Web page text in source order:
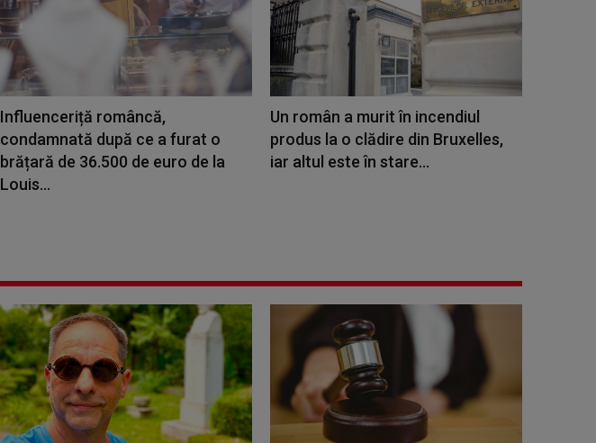
Influenceriță româncă,
condamnată după ce a furat o
brățară de 36.500 de euro de la
Louis...
Un român a murit în incendiul
produs la o clădire din Bruxelles,
iar altul este în stare...